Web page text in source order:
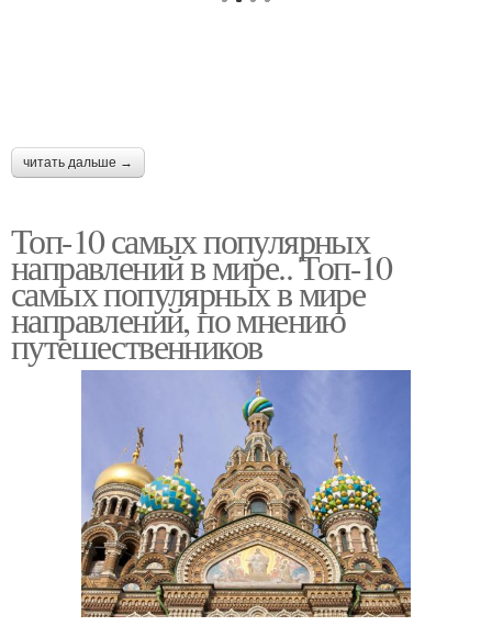
читать дальше →
Топ-10 самых популярных
направлений в мире.. Топ-10
самых популярных в мире
направлений, по мнению
путешественников